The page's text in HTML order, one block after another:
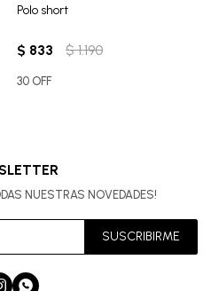
Polo short
$ 833 $ 1.190
30 OFF
NUESTRAS NOVEDADES!
SUSCRIBIRME
